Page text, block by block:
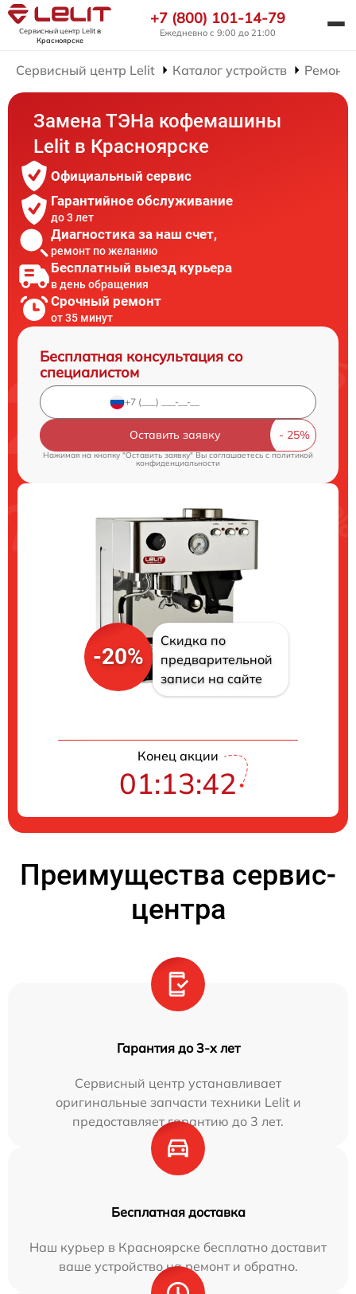
Сервисный центр Lelitв
Красноярске
+7 (800) 101-14-79
Ежедневно с 9:00 до 21:00
Сервисный центр Lelit Каталог устройств
Замена ТЭНа кофемашины
Lelit в Красноярске
Официальный сервис
Гарантийное обслуживание
до 3 лет
Диагностика за наш счет,
ремонт по желанию
Бесплатный выезд курьера
в день обращения
Срочный ремонт
от 35 минут
Бесплатная консультация со
специалистом
Оставить заявку
Нажимая на кнопку "Оставить заявку" Вы соглашаетесь cполитикой
конфиденциальности
-20%
Скидка по
предварительной
записи на сайте
Конец акции
01:13:42
Преимущества сервис-
центра
Гарантия до 3-х лет
Сервисный центр устанавливает
оригинальные запчасти техники Lelit и
предоставляет гарантию до 3 лет.
Бесплатная доставка
Наш курьер в Красноярске бесплатно доставит
ваше устройство на ремонт и обратно.